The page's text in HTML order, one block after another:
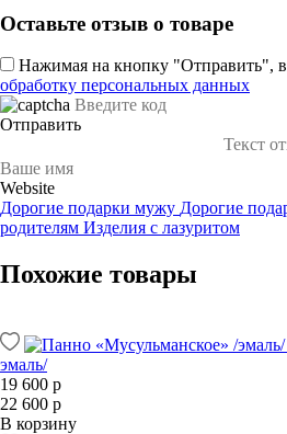
Оставьте отзыв о товаре
Нажимая на кнопку "Отправить",
обработку персональных данных
Отправить
Website
Дорогие подарки мужу Дорогие
родителям Изделия с лазуритом
Похожие товары
эмаль/
19 600 р
22 600 р
В корзину